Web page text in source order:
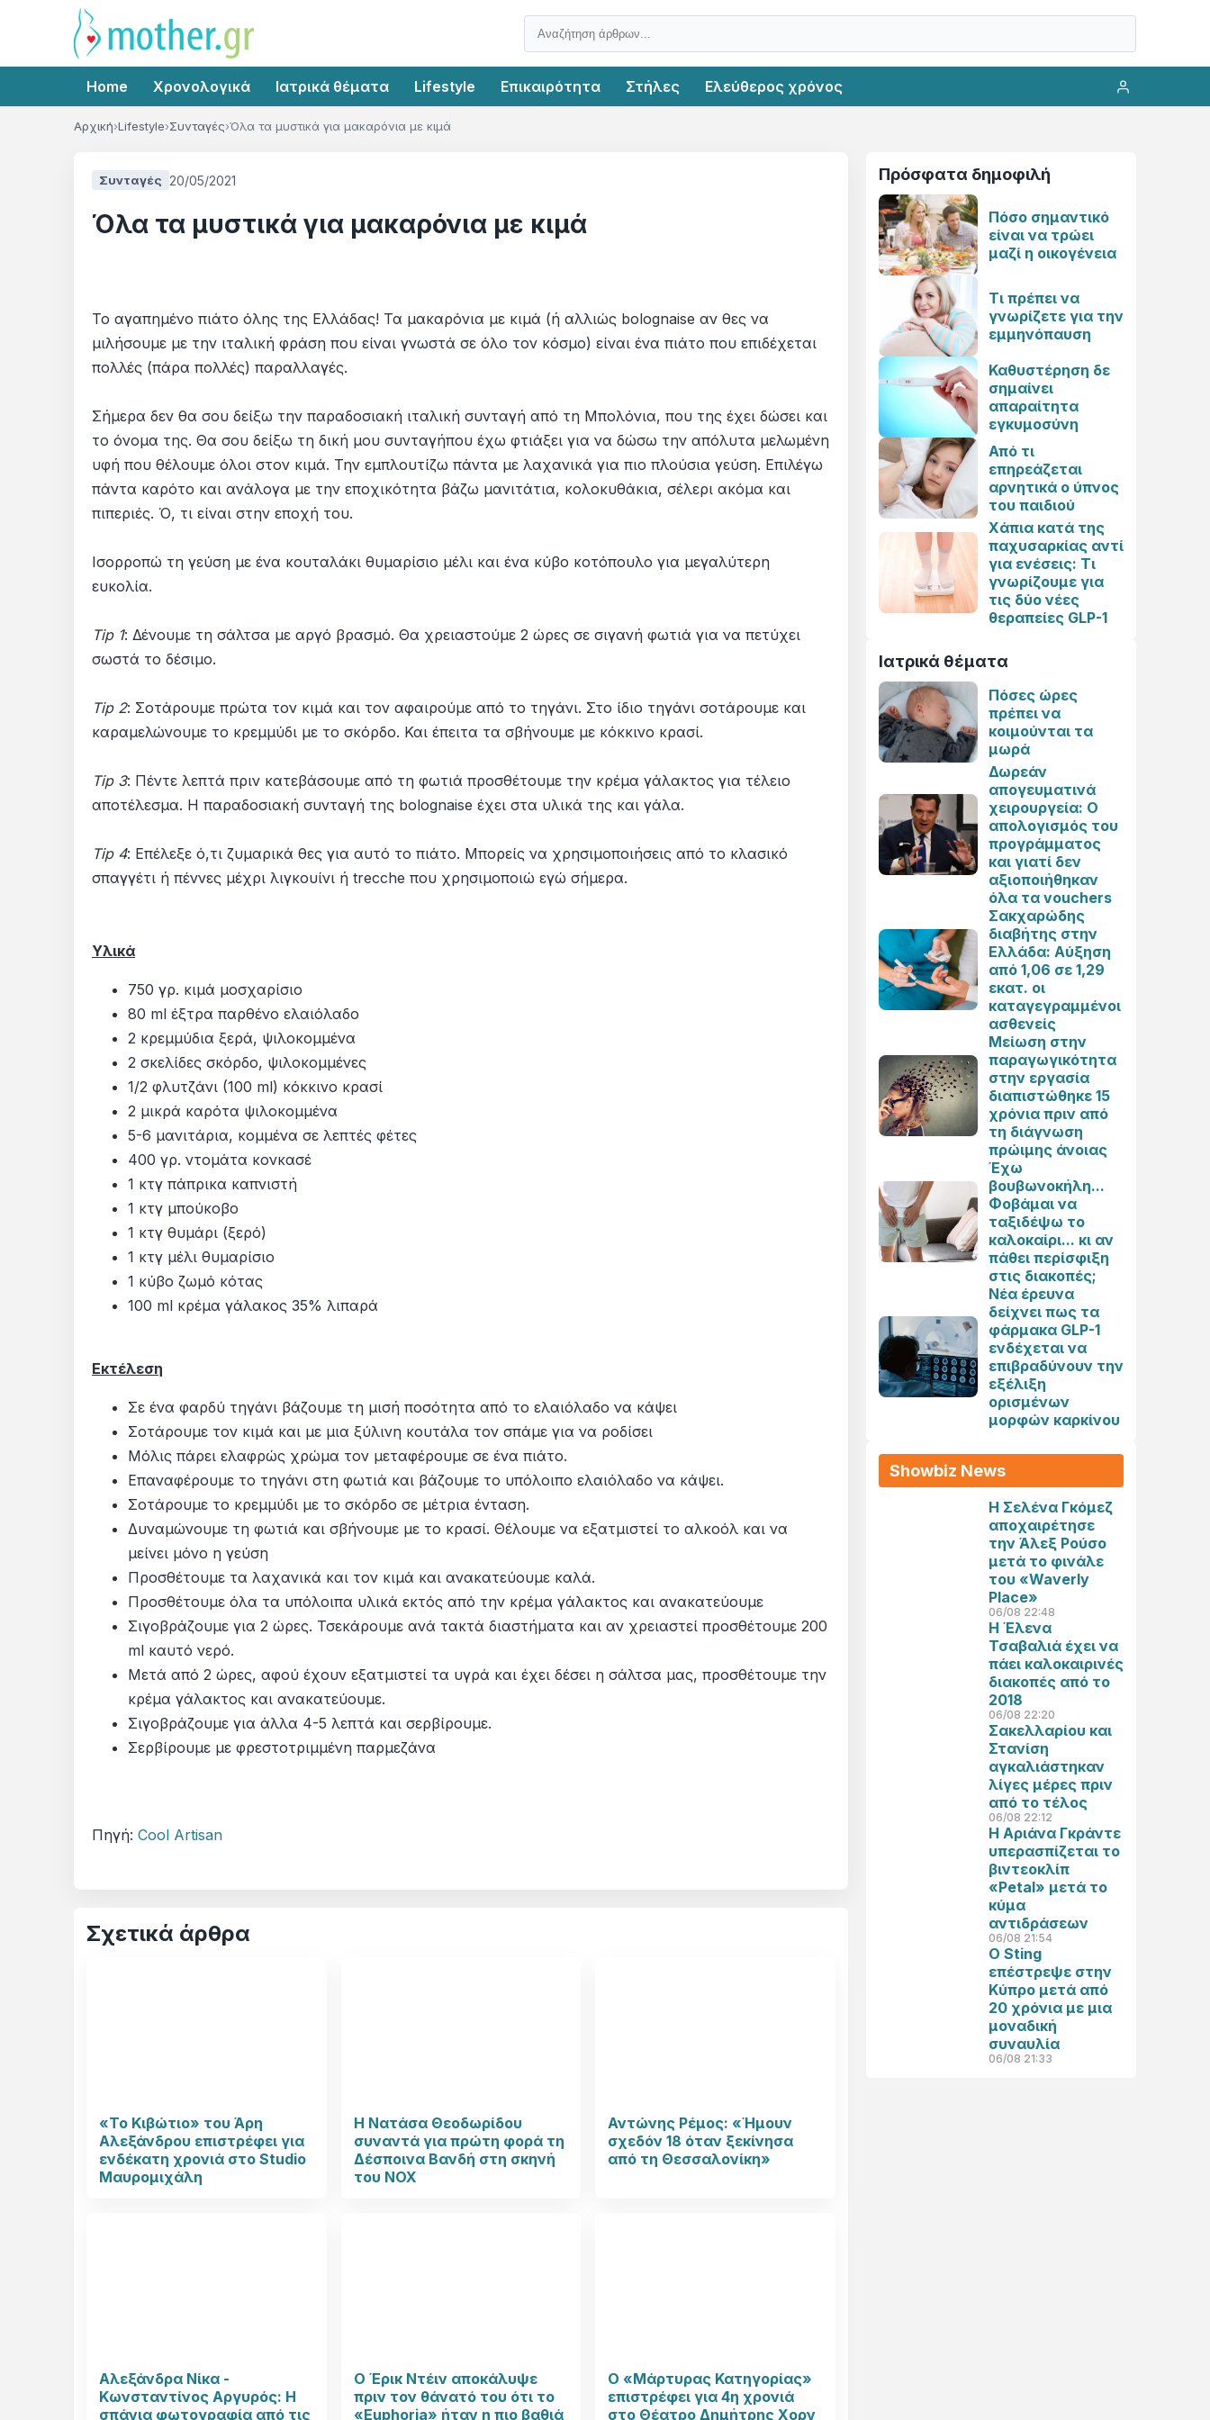
Home Χρονολογικά Ιατρικά θέματα Lifestyle Επικαιρότητα Στήλες Ελεύθερος χρόνος
Αρχική Lifestyle Συνταγές Όλα τα μυστικά για μακαρόνια με κιμά
Συνταγές 20/05/2021
Όλα τα μυστικά για μακαρόνια με κιμά
Το αγαπημένο πιάτο όλης της Ελλάδας! Τα μακαρόνια με κιμά (ή αλλιώς bolognaise αν θες να
μιλήσουμε με την ιταλική φράση που είναι γνωστά σε όλο τον κόσμο) είναι ένα πιάτο που επιδέχεται
πολλές (πάρα πολλές) παραλλαγές.
Σήμερα δεν θα σου δείξω την παραδοσιακή ιταλική συνταγή από τη Μπολόνια, που της έχει δώσει και
το όνομα της. Θα σου δείξω τη δική μου συνταγήπου έχω φτιάξει για να δώσω την απόλυτα μελωμένη
υφή που θέλουμε όλοι στον κιμά. Την εμπλουτίζω πάντα με λαχανικά για πιο πλούσια γεύση. Επιλέγω
πάντα καρότο και ανάλογα με την εποχικότητα βάζω μανιτάτια, κολοκυθάκια, σέλερι ακόμα και
πιπεριές. Ό, τι είναι στην εποχή του.
Ισορροπώ τη γεύση με ένα κουταλάκι θυμαρίσιο μέλι και ένα κύβο κοτόπουλο για μεγαλύτερη
ευκολία.
Τip 1: Δένουμε τη σάλτσα με αργό βρασμό. Θα χρειαστούμε 2 ώρες σε σιγανή φωτιά για να πετύχει
σωστά το δέσιμο.
Tip 2: Σοτάρουμε πρώτα τον κιμά και τον αφαιρούμε από το τηγάνι. Στο ίδιο τηγάνι σοτάρουμε και
καραμελώνουμε το κρεμμύδι με το σκόρδο. Και έπειτα τα σβήνουμε με κόκκινο κρασί.
Tip 3: Πέντε λεπτά πριν κατεβάσουμε από τη φωτιά προσθέτουμε την κρέμα γάλακτος για τέλειο
αποτέλεσμα. Η παραδοσιακή συνταγή της bolognaise έχει στα υλικά της και γάλα.
Tip 4: Επέλεξε ό,τι ζυμαρικά θες για αυτό το πιάτο. Μπορείς να χρησιμοποιήσεις από το κλασικό
σπαγγέτι ή πέννες μέχρι λιγκουίνι ή trecche που χρησιμοποιώ εγώ σήμερα.
Υλικά
750 γρ. κιμά μοσχαρίσιο
80 ml έξτρα παρθένο ελαιόλαδο
2 κρεμμύδια ξερά, ψιλοκομμένα
2 σκελίδες σκόρδο, ψιλοκομμένες
1/2 φλυτζάνι (100 ml) κόκκινο κρασί
2 μικρά καρότα ψιλοκομμένα
5-6 μανιτάρια, κομμένα σε λεπτές φέτες
400 γρ. ντομάτα κονκασέ
1 κτγ πάπρικα καπνιστή
1 κτγ μπούκοβο
1 κτγ θυμάρι (ξερό)
1 κτγ μέλι θυμαρίσιο
1 κύβο ζωμό κότας
100 ml κρέμα γάλακος 35% λιπαρά
Εκτέλεση
Σε ένα φαρδύ τηγάνι βάζουμε τη μισή ποσότητα από το ελαιόλαδο να κάψει
Σοτάρουμε τον κιμά και με μια ξύλινη κουτάλα τον σπάμε για να ροδίσει
Μόλις πάρει ελαφρώς χρώμα τον μεταφέρουμε σε ένα πιάτο.
Επαναφέρουμε το τηγάνι στη φωτιά και βάζουμε το υπόλοιπο ελαιόλαδο να κάψει.
Σοτάρουμε το κρεμμύδι με το σκόρδο σε μέτρια ένταση.
Δυναμώνουμε τη φωτιά και σβήνουμε με το κρασί. Θέλουμε να εξατμιστεί το αλκοόλ και να
μείνει μόνο η γεύση
Προσθέτουμε τα λαχανικά και τον κιμά και ανακατεύουμε καλά.
Προσθέτουμε όλα τα υπόλοιπα υλικά εκτός από την κρέμα γάλακτος και ανακατεύουμε
Σιγοβράζουμε για 2 ώρες. Τσεκάρουμε ανά τακτά διαστήματα και αν χρειαστεί προσθέτουμε 200
ml καυτό νερό.
Μετά από 2 ώρες, αφού έχουν εξατμιστεί τα υγρά και έχει δέσει η σάλτσα μας, προσθέτουμε την
κρέμα γάλακτος και ανακατεύουμε.
Σιγοβράζουμε για άλλα 4-5 λεπτά και σερβίρουμε.
Σερβίρουμε με φρεστοτριμμένη παρμεζάνα
Πηγή: Cool Artisan
Σχετικά άρθρα
«Το Κιβώτιο» του Άρη
Αλεξάνδρου επιστρέφει για
ενδέκατη χρονιά στο Studio
Μαυρομιχάλη
Η Νατάσα Θεοδωρίδου
συναντά για πρώτη φορά τη
Δέσποινα Βανδή στη σκηνή
του NOX
Αντώνης Ρέμος: «Ήμουν
σχεδόν 18 όταν ξεκίνησα
από τη Θεσσαλονίκη»
Αλεξάνδρα Νίκα -
Κωνσταντίνος Αργυρός: Η
σπάνια φωτογραφία από τις
Ο Έρικ Ντέιν αποκάλυψε
πριν τον θάνατό του ότι το
«Euphoria» ήταν η πιο βαθιά
Ο «Μάρτυρας Κατηγορίας»
επιστρέφει για 4η χρονιά
στο Θέατρο Δημήτρης Χορν
Πρόσφατα δημοφιλή
Πόσο σημαντικό
είναι να τρώει
μαζί η οικογένεια
Τι πρέπει να
γνωρίζετε για την
εμμηνόπαυση
Καθυστέρηση δε
σημαίνει
απαραίτητα
εγκυμοσύνη
Από τι
επηρεάζεται
αρνητικά ο ύπνος
του παιδιού
Χάπια κατά της
παχυσαρκίας αντί
για ενέσεις: Τι
γνωρίζουμε για
τις δύο νέες
θεραπείες GLP-1
Ιατρικά θέματα
Πόσες ώρες
πρέπει να
κοιμούνται τα
μωρά
Δωρεάν
απογευματινά
χειρουργεία: Ο
απολογισμός του
προγράμματος
και γιατί δεν
αξιοποιήθηκαν
όλα τα vouchers
Σακχαρώδης
διαβήτης στην
Ελλάδα: Αύξηση
από 1,06 σε 1,29
εκατ. οι
καταγεγραμμένοι
ασθενείς
Μείωση στην
παραγωγικότητα
στην εργασία
διαπιστώθηκε 15
χρόνια πριν από
τη διάγνωση
πρώιμης άνοιας
Έχω
βουβωνοκήλη...
Φοβάμαι να
ταξιδέψω το
καλοκαίρι... κι αν
πάθει περίσφιξη
στις διακοπές;
Νέα έρευνα
δείχνει πως τα
φάρμακα GLP-1
ενδέχεται να
επιβραδύνουν την
εξέλιξη
ορισμένων
μορφών καρκίνου
Showbiz News
Η Σελένα Γκόμεζ
αποχαιρέτησε
την Άλεξ Ρούσο
μετά το φινάλε
του «Waverly
Place»
06/08 22:48
Η Έλενα
Τσαβαλιά έχει να
πάει καλοκαιρινές
διακοπές από το
2018
06/08 22:20
Σακελλαρίου και
Στανίση
αγκαλιάστηκαν
λίγες μέρες πριν
από το τέλος
06/08 22:12
Η Αριάνα Γκράντε
υπερασπίζεται το
βιντεοκλίπ
«Petal» μετά το
κύμα
αντιδράσεων
06/08 21:54
Ο Sting
επέστρεψε στην
Κύπρο μετά από
20 χρόνια με μια
μοναδική
συναυλία
06/08 21:33